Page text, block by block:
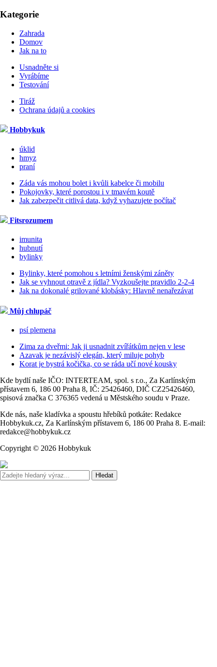
Kategorie
Zahrada
Domov
Jak na to
Usnadněte si
Vyrábíme
Testování
Tiráž
Ochrana údajů a cookies
Hobbykuk
úklid
hmyz
praní
Záda vás mohou bolet i kvůli kabelce či mobilu
Pokojovky, které porostou i v tmavém koutě
Jak zabezpečit citlivá data, když vyhazujete počítač
Fitsrozumem
imunita
hubnutí
bylinky
Bylinky, které pomohou s letními ženskými záněty
Jak se vyhnout otravě z jídla? Vyzkoušejte pravidlo 2-2-4
Jak na dokonalé grilované klobásky: Hlavně nenařezávat
Můj chlupáč
psí plemena
Zima za dveřmi: Jak ji usnadnit zvířátkům nejen v lese
Azavak je nezávislý elegán, který miluje pohyb
Korat je bystrá kočička, co se ráda učí nové kousky
Kde bydlí naše IČO: INTERTEAM, spol. s r.o., Za Karlínským
přístavem 6, 186 00 Praha 8, IČ: 25426460, DIČ CZ25426460,
spisová značka C 376365 vedená u Městského soudu v Praze.
Kde nás, naše kladívka a spoustu hřebíků potkáte: Redakce
Hobbykuk.cz, Za Karlínským přístavem 6, 186 00 Praha 8. E-mail:
redakce@hobbykuk.cz
Copyright © 2026 Hobbykuk